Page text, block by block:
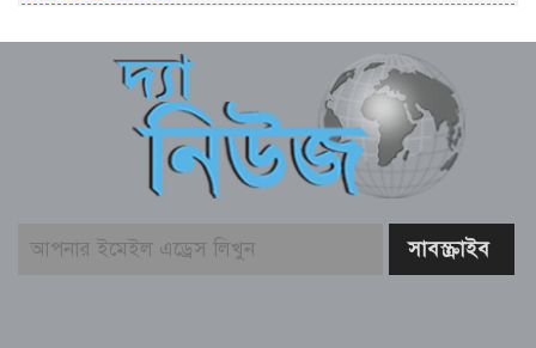
অটোরিকশা-রিকশা উপহার দিলেন প্রধানমন্ত্রী
চলনবিলে সমন্বিত ইকো-ট্যুরিজম প্রকল্পের
সম্ভাব্যতা যাচাই শুরু -বিমান মন্ত্রী
রাতের আধাঁরে সামাজিক বনায়নের গাছ লুট